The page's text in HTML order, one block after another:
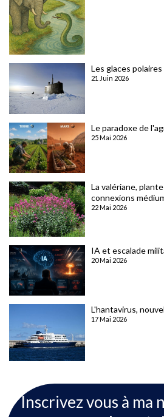
Les glaces
21 Juin 2026
Le paradoxe de
25 Mai 2026
La valériane,
connexions
22 Mai 2026
IA et escalade
20 Mai 2026
L'hantavirus,
17 Mai 2026
Inscrivez vous à ma